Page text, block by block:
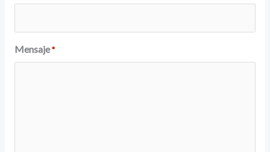
Mensaje *